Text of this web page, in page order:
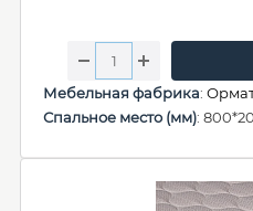
Мебельная фабрика:
Спальное место (мм):